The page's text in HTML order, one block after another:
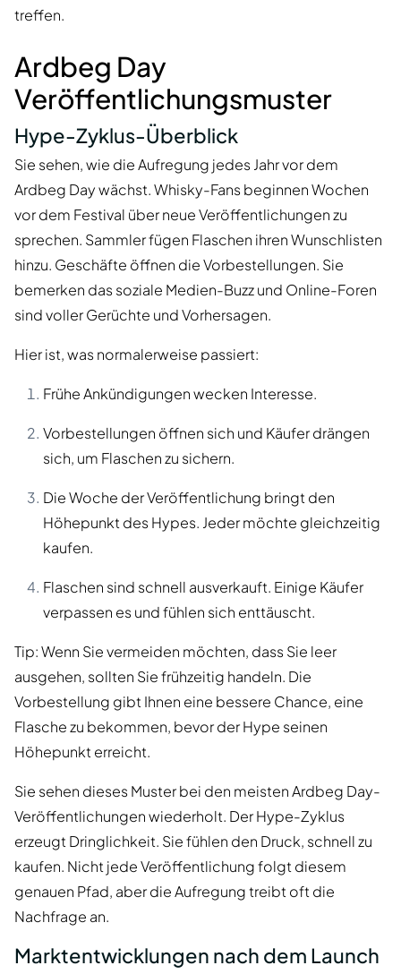
treffen.
Ardbeg Day
Veröffentlichungsmuster
Hype-Zyklus-Überblick
Sie sehen, wie die Aufregung jedes Jahr vor dem
Ardbeg Day wächst. Whisky-Fans beginnen Wochen
vor dem Festival über neue Veröffentlichungen zu
sprechen. Sammler fügen Flaschen ihren Wunschlisten
hinzu. Geschäfte öffnen die Vorbestellungen. Sie
bemerken das soziale Medien-Buzz und Online-Foren
sind voller Gerüchte und Vorhersagen.
Hier ist, was normalerweise passiert:
Frühe Ankündigungen wecken Interesse.
Vorbestellungen öffnen sich und Käufer drängen
sich, um Flaschen zu sichern.
Die Woche der Veröffentlichung bringt den
Höhepunkt des Hypes. Jeder möchte gleichzeitig
kaufen.
Flaschen sind schnell ausverkauft. Einige Käufer
verpassen es und fühlen sich enttäuscht.
Tip: Wenn Sie vermeiden möchten, dass Sie leer
ausgehen, sollten Sie frühzeitig handeln. Die
Vorbestellung gibt Ihnen eine bessere Chance, eine
Flasche zu bekommen, bevor der Hype seinen
Höhepunkt erreicht.
Sie sehen dieses Muster bei den meisten Ardbeg Day-
Veröffentlichungen wiederholt. Der Hype-Zyklus
erzeugt Dringlichkeit. Sie fühlen den Druck, schnell zu
kaufen. Nicht jede Veröffentlichung folgt diesem
genauen Pfad, aber die Aufregung treibt oft die
Nachfrage an.
Marktentwicklungen nach dem Launch